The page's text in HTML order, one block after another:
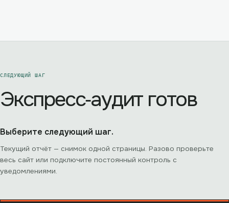
СЛЕДУЮЩИЙ ШАГ
Экспресс‑аудит готов
Выберите следующий шаг.
Текущий отчёт — снимок одной страницы. Разово проверьте
весь сайт или подключите постоянный контроль с
уведомлениями.